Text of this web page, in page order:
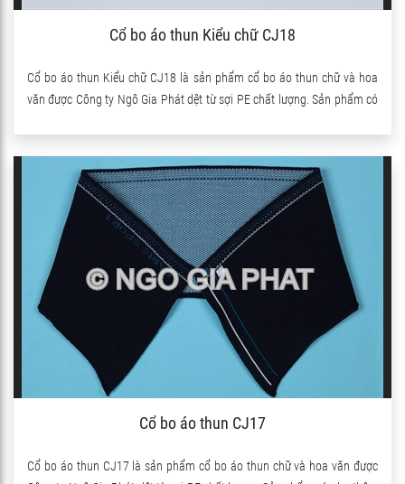
Cổ bo áo thun Kiểu chữ CJ18
Cổ bo áo thun Kiểu chữ CJ18 là sản phẩm cổ bo áo thun chữ và hoa
văn được Công ty Ngô Gia Phát dệt từ sợi PE chất lượng. Sản phẩm có
Cổ bo áo thun CJ17
Cổ bo áo thun CJ17 là sản phẩm cổ bo áo thun chữ và hoa văn được